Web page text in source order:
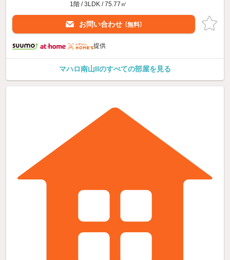
1階 / 3LDK / 75.77㎡
お問い合わせ （無料）
提供
マハロ南山IIのすべての部屋を見る